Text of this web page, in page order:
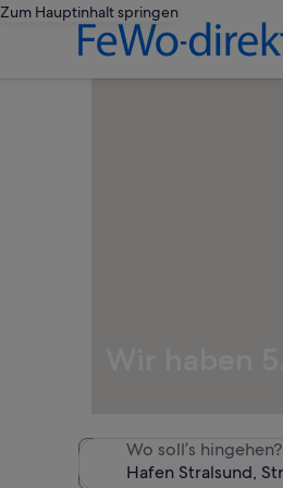
Zum Hauptinhalt springen
Wo soll’s hingehen?